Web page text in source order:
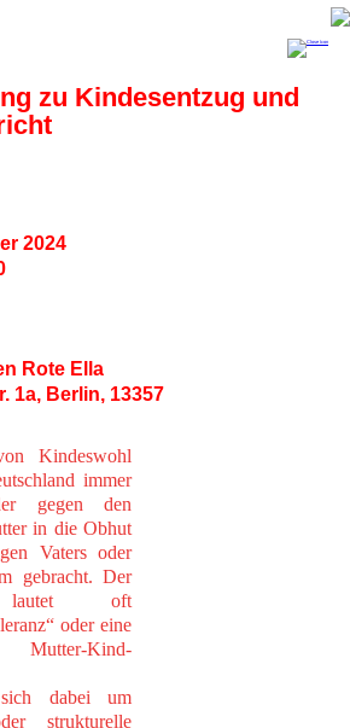
zu Kindesentzug und
Kindeswohl
immer
gegen den
in die Obhut
Vaters oder
gebracht. Der
lautet oft
oder eine
Kind-
dabei um
strukturelle
2024
Rote Ella
1a, Berlin, 13357